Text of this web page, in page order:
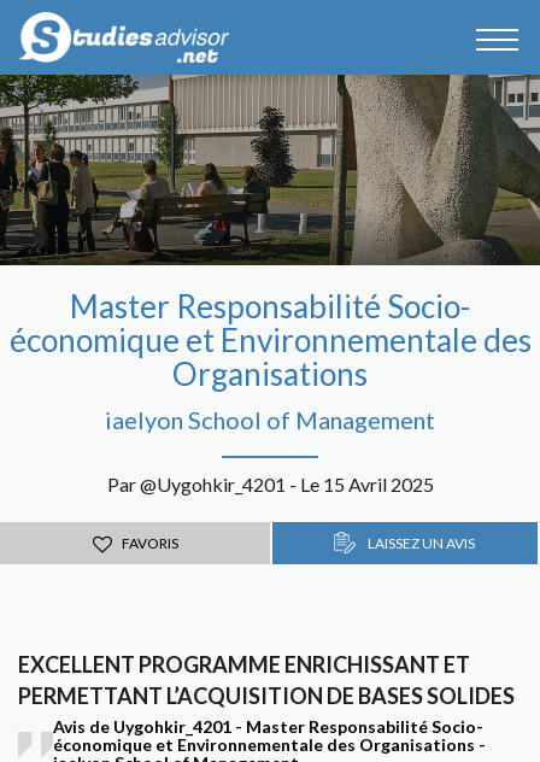
Master Responsabilité Socio-
économique et Environnementale des
Organisations
iaelyon School of Management
Par @Uygohkir_4201 - Le 15 Avril 2025
FAVORIS LAISSEZ UN AVIS
EXCELLENT PROGRAMME ENRICHISSANT ET
PERMETTANT L’ACQUISITION DE BASES SOLIDES
Avis de Uygohkir_4201 - Master Responsabilité Socio-
économique et Environnementale des Organisations -